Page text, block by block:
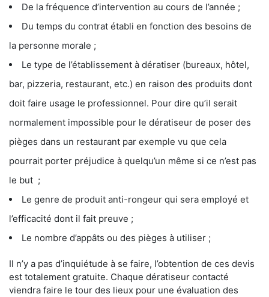
De la fréquence d’intervention au cours de l’année ;
Du temps du contrat établi en fonction des besoins de
la personne morale ;
Le type de l’établissement à dératiser (bureaux, hôtel,
bar, pizzeria, restaurant, etc.) en raison des produits dont
doit faire usage le professionnel. Pour dire qu’il serait
normalement impossible pour le dératiseur de poser des
pièges dans un restaurant par exemple vu que cela
pourrait porter préjudice à quelqu’un même si ce n’est pas
le but ;
Le genre de produit anti-rongeur qui sera employé et
l’efficacité dont il fait preuve ;
Le nombre d’appâts ou des pièges à utiliser ;
Il n’y a pas d’inquiétude à se faire, l’obtention de ces devis
est totalement gratuite. Chaque dératiseur contacté
viendra faire le tour des lieux pour une évaluation des